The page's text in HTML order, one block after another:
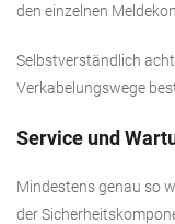
den einzelnen
Selbstverständlich
Verkabelungswege
Service und
Mindestens genau so
der